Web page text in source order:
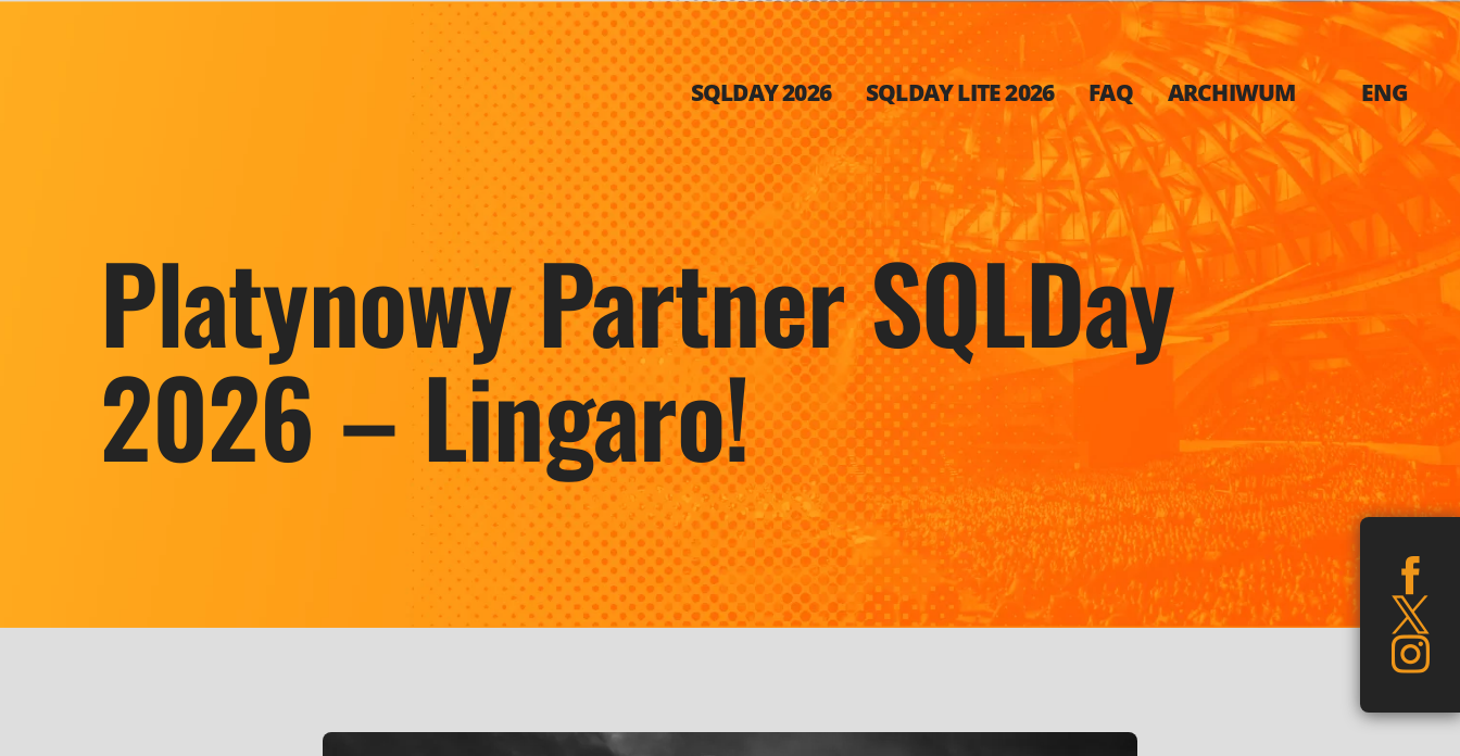
SQLDAY 2026 SQLDAY LITE 2026 FAQ ARCHIWUM ENG
Platynowy Partner SQLDay
2026 – Lingaro!